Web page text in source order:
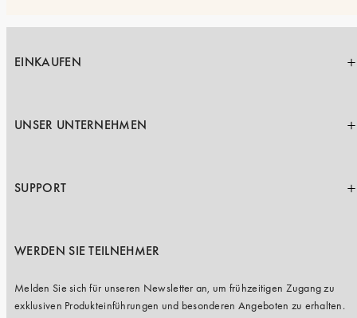
EINKAUFEN
UNSER UNTERNEHMEN
SUPPORT
WERDEN SIE TEILNEHMER
Melden Sie sich für unseren Newsletter an, um frühzeitigen Zugang zu
exklusiven Produkteinführungen und besonderen Angeboten zu erhalten.